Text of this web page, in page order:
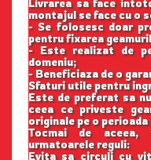
Livrarea sa face
montajul se face cu o
- Se folosesc doar
pentru fixarea
- Este realizat de
domeniu;
- Beneficiaza de o
Sfaturi utile pentru
Este de preferat sa
ceea ce priveste
originale pe o
Tocmai de aceea,
urmatoarele reguli:
Evita sa circuli cu